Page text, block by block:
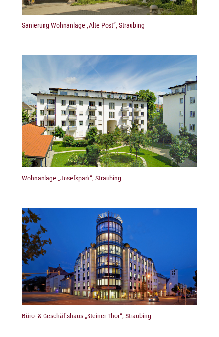
Sanierung Wohnanlage „Alte Post“, Straubing
Wohnanlage „Josefspark“, Straubing
Büro- & Geschäftshaus „Steiner Thor“, Straubing